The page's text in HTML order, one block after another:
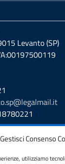
Gestisci Consenso
utilizziamo
Levanto (SP)